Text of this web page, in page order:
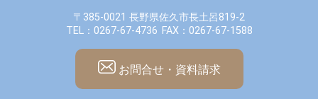
〒385-0021 長野県佐久市長土呂819-2
TEL：0267-67-4736 FAX：0267-67-1588
お問合せ・資料請求